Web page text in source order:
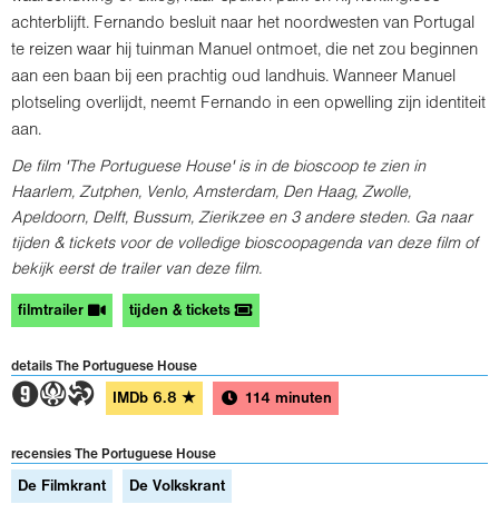
achterblijft. Fernando besluit naar het noordwesten van Portugal
te reizen waar hij tuinman Manuel ontmoet, die net zou beginnen
aan een baan bij een prachtig oud landhuis. Wanneer Manuel
plotseling overlijdt, neemt Fernando in een opwelling zijn identiteit
aan.
De film 'The Portuguese House' is in de bioscoop te zien in
Haarlem, Zutphen, Venlo, Amsterdam, Den Haag, Zwolle,
Apeldoorn, Delft, Bussum, Zierikzee en 3 andere steden. Ga naar
tijden & tickets voor de volledige bioscoopagenda van deze film of
bekijk eerst de trailer van deze film.
filmtrailer tijden & tickets
details The Portuguese House
3AT IMDb 6.8 ★ 114 minuten
recensies The Portuguese House
De Filmkrant De Volkskrant